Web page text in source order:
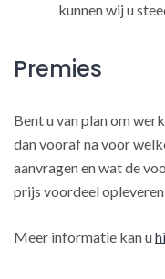
kunnen wij u
Premies
Bent u van plan om
dan vooraf na voor
aanvragen en wat de
prijs voordeel
Meer informatie kan u